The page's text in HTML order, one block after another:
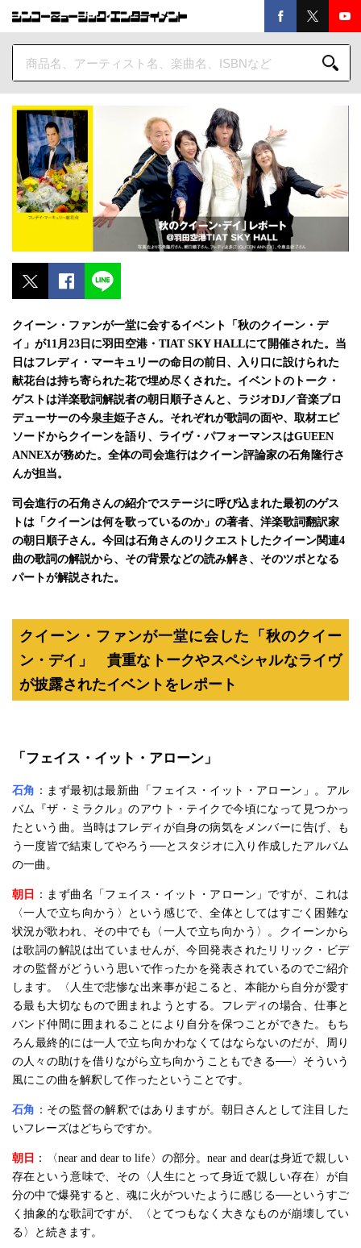
クイーン・ファンが一堂に会するイベント「秋のクイーン・デ
イ」が11月23日に羽田空港・TIAT SKY HALLにて開催された。当
日はフレディ・マーキュリーの命日の前日、入り口に設けられた
献花台は持ち寄られた花で埋め尽くされた。イベントのトーク・
ゲストは洋楽歌詞解説者の朝日順子さんと、ラジオDJ／音楽プロ
デューサーの今泉圭姫子さん。それぞれが歌詞の面や、取材エピ
ソードからクイーンを語り、ライヴ・パフォーマンスはGUEEN
ANNEXが務めた。全体の司会進行はクイーン評論家の石角隆行さ
んが担当。
司会進行の石角さんの紹介でステージに呼び込まれた最初のゲス
トは「クイーンは何を歌っているのか」の著者、洋楽歌詞翻訳家
の朝日順子さん。今回は石角さんのリクエストしたクイーン関連4
曲の歌詞の解説から、その背景などの読み解き、そのツボとなる
パートが解説された。
クイーン・ファンが一堂に会した「秋のクイー
ン・デイ」 貴重なトークやスペシャルなライヴ
が披露されたイベントをレポート
「フェイス・イット・アローン」
石角 ：まず最初は最新曲「フェイス・イット・アローン」。アル
バム『ザ・ミラクル』のアウト・テイクで今頃になって見つかっ
たという曲。当時はフレディが自身の病気をメンバーに告げ、も
う一度皆で結束してやろう──とスタジオに入り作成したアルバム
の一曲。
朝日
：まず曲名「フェイス・イット・アローン」ですが、これは
〈一人で立ち向かう〉という感じで、全体としてはすごく困難な
状況が歌われ、その中でも〈一人で立ち向かう〉。クイーンから
は歌詞の解説は出ていませんが、今回発表されたリリック・ビデ
オの監督がどういう思いで作ったかを発表されているのでご紹介
します。〈人生で悲惨な出来事が起こると、本能から自分が愛す
る最も大切なもので囲まれようとする。フレディの場合、仕事と
バンド仲間に囲まれることにより自分を保つことができた。もち
ろん最終的には一人で立ち向かわなくてはならないのだが、周り
の人々の助けを借りながら立ち向かうこともできる──〉そういう
風にこの曲を解釈して作ったということです。
石角 ：その監督の解釈ではありますが。朝日さんとして注目した
いフレーズはどちらですか。
朝日 ：〈near and dear to life〉の部分。near and dearは身近で親しい
存在という意味で、その〈人生にとって身近で親しい存在〉が自
分の中で爆発すると、魂に火がついたように感じる──というすご
く抽象的な歌詞ですが、〈とてつもなく大きなものが崩壊してい
る〉と続きます。